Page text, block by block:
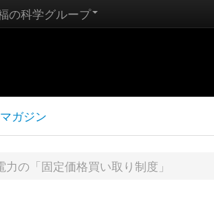
の科学グループ
ガジン
の「固定価格買い取り制度」